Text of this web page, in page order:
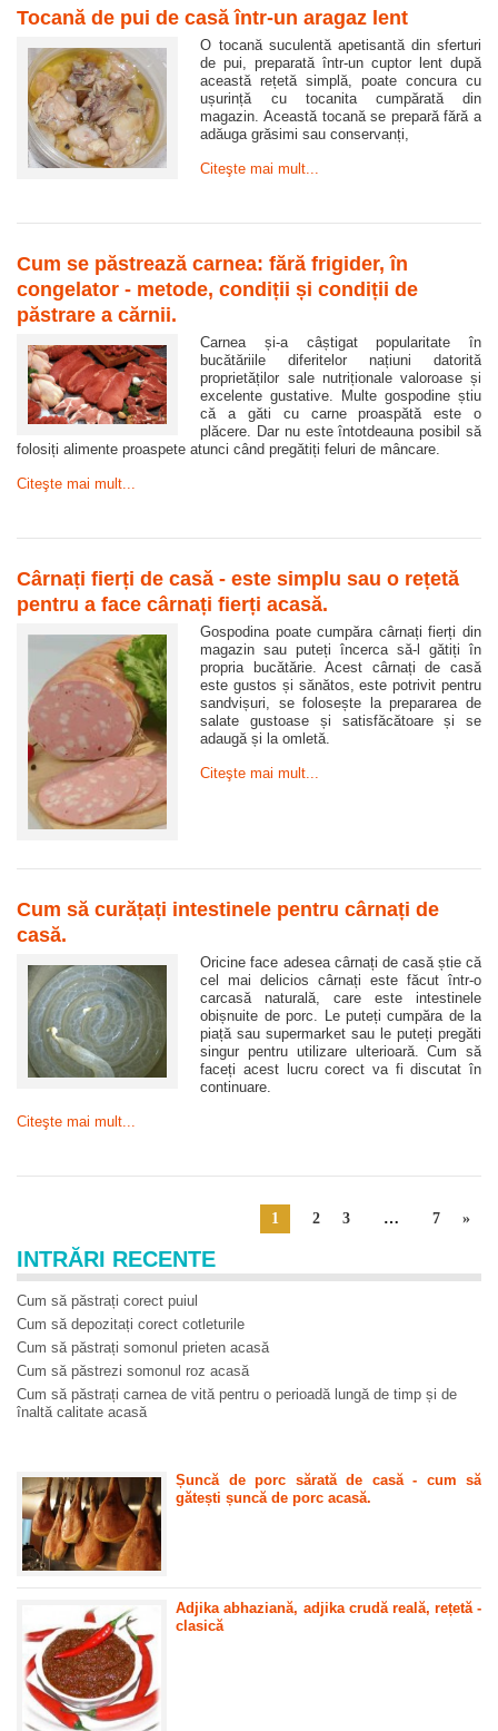
Tocană de pui de casă într-un aragaz lent
O tocană suculentă apetisantă din sferturi
de pui, preparată într-un cuptor lent după
această rețetă simplă, poate concura cu
ușurință cu tocanita cumpărată din
magazin. Această tocană se prepară fără a
adăuga grăsimi sau conservanți,
Citeşte mai mult...
Cum se păstrează carnea: fără frigider, în
congelator - metode, condiții și condiții de
păstrare a cărnii.
Carnea și-a câștigat popularitate în
bucătăriile diferitelor națiuni datorită
proprietăților sale nutriționale valoroase și
excelente gustative. Multe gospodine știu
că a găti cu carne proaspătă este o
plăcere. Dar nu este întotdeauna posibil să
folosiți alimente proaspete atunci când pregătiți feluri de mâncare.
Citeşte mai mult...
Cârnați fierți de casă - este simplu sau o rețetă
pentru a face cârnați fierți acasă.
Gospodina poate cumpăra cârnați fierți din
magazin sau puteți încerca să-l gătiți în
propria bucătărie. Acest cârnați de casă
este gustos și sănătos, este potrivit pentru
sandvișuri, se folosește la prepararea de
salate gustoase și satisfăcătoare și se
adaugă și la omletă.
Citeşte mai mult...
Cum să curățați intestinele pentru cârnați de
casă.
Oricine face adesea cârnați de casă știe că
cel mai delicios cârnați este făcut într-o
carcasă naturală, care este intestinele
obișnuite de porc. Le puteți cumpăra de la
piață sau supermarket sau le puteți pregăti
singur pentru utilizare ulterioară. Cum să
faceți acest lucru corect va fi discutat în
continuare.
Citeşte mai mult...
1 2 3 … 7 »
INTRĂRI RECENTE
Cum să păstrați corect puiul
Cum să depozitați corect cotleturile
Cum să păstrați somonul prieten acasă
Cum să păstrezi somonul roz acasă
Cum să păstrați carnea de vită pentru o perioadă lungă de timp și de
înaltă calitate acasă
Șuncă de porc sărată de casă - cum să
gătești șuncă de porc acasă.
Adjika abhaziană, adjika crudă reală, rețetă -
clasică